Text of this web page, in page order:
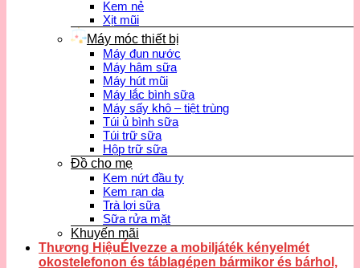
Kem nẻ
Xịt mũi
Máy móc thiết bị
Máy đun nước
Máy hâm sữa
Máy hút mũi
Máy lắc bình sữa
Máy sấy khô – tiệt trùng
Túi ủ bình sữa
Túi trữ sữa
Hộp trữ sữa
Đồ cho mẹ
Kem nứt đầu ty
Kem rạn da
Trà lợi sữa
Sữa rửa mặt
Khuyến mãi
Thương HiệuÉlvezze a mobiljáték kényelmét
okostelefonon és táblagépen bármikor és bárhol,